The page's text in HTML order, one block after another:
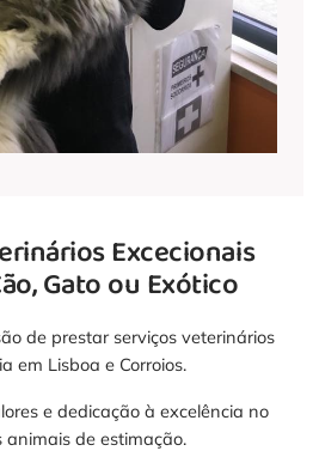
Excecionais
Gato ou Exótico
de prestar serviços veterinários
em Lisboa e Corroios.
e dedicação à excelência no
animais de estimação.